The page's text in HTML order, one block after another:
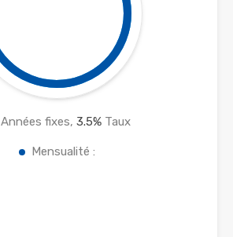
Années fixes, 3.5%Taux
Mensualité :